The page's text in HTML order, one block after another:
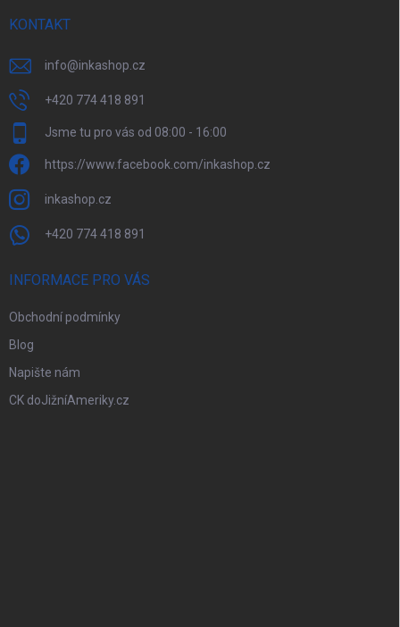
KONTAKT
info@inkashop.cz
+420 774 418 891
Jsme tu pro vás od 08:00 - 16:00
https://www.facebook.com/inkashop.cz
inkashop.cz
+420 774 418 891
INFORMACE PRO VÁS
Obchodní podmínky
Blog
Napište nám
CK doJižníAmeriky.cz